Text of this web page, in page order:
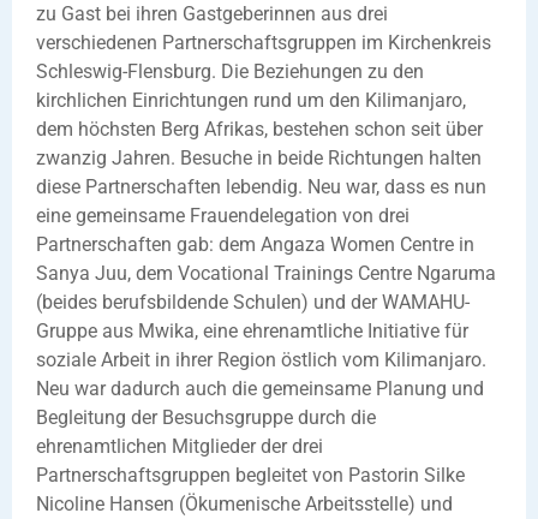
zu Gast bei ihren Gastgeberinnen aus drei
verschiedenen Partnerschaftsgruppen im Kirchenkreis
Schleswig-Flensburg. Die Beziehungen zu den
kirchlichen Einrichtungen rund um den Kilimanjaro,
dem höchsten Berg Afrikas, bestehen schon seit über
zwanzig Jahren. Besuche in beide Richtungen halten
diese Partnerschaften lebendig. Neu war, dass es nun
eine gemeinsame Frauendelegation von drei
Partnerschaften gab: dem Angaza Women Centre in
Sanya Juu, dem Vocational Trainings Centre Ngaruma
(beides berufsbildende Schulen) und der WAMAHU-
Gruppe aus Mwika, eine ehrenamtliche Initiative für
soziale Arbeit in ihrer Region östlich vom Kilimanjaro.
Neu war dadurch auch die gemeinsame Planung und
Begleitung der Besuchsgruppe durch die
ehrenamtlichen Mitglieder der drei
Partnerschaftsgruppen begleitet von Pastorin Silke
Nicoline Hansen (Ökumenische Arbeitsstelle) und